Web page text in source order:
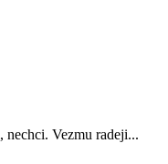
Vezmu radeji...